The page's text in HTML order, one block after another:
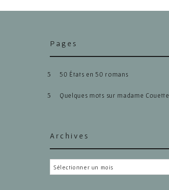
Pages
50 États en 50 romans
Quelques mots sur madame Couette
Archives
Archives